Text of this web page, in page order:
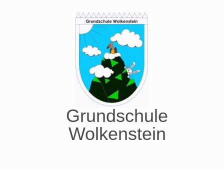
Grundschule
Wolkenstein